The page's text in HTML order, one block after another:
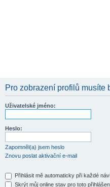
Pro zobrazení profilů musíte
Uživatelské jméno:
Heslo:
Zapomněl(a) jsem heslo
Znovu poslat aktivační e-mail
Přihlásit mě automaticky při každé
Skrýt můj online stav pro toto